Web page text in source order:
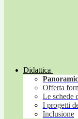
Didattica
Offerta
Le schede
I progetti
Inclusione